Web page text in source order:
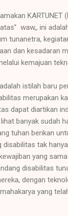
KARTUNET
waw,, ini
tunanetra,
dan kesadaran
kemajuan
istilah baru
merupakan
dapat diartikan
banyak sudah
tuhan berikan
tak
yang
disabilitas
dengan
yang